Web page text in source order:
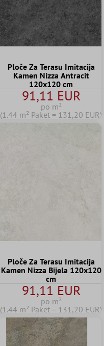
Ploče Za Terasu Imitacija
Kamen Nizza Antracit
120x120 cm
91,11 EUR
po m²
(1.44 m² Paket = 131,20 EUR)
Ploče Za Terasu Imitacija
Kamen Nizza Bijela 120x120
cm
91,11 EUR
po m²
(1.44 m² Paket = 131,20 EUR)